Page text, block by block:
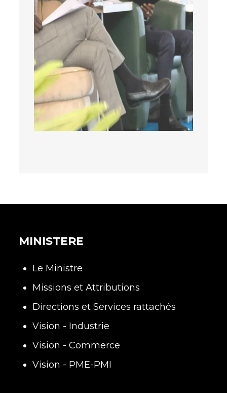
MINISTERE
Le Ministre
Missions et Attributions
Directions et Services rattachés
Vision - Industrie
Vision - Commerce
Vision - PME-PMI